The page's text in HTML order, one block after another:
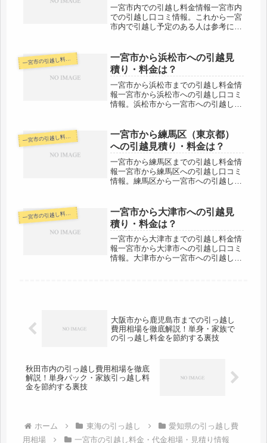
一宮市内での引越し料金情報一宮市内
での引越し口コミ情報。これから一宮
市内で引越し予定のある人は参考にし
ょう。近場ということでお値段も格安
の会社さんが多いと思います。複数社
か...
一宮市の引越し料金・代金相場・見積り情報
一宮市から浜松市への引越見
積り・料金は？
一宮市から浜松市までの引越し料金情
報一宮市から浜松市への引越し口コミ
情報。浜松市から一宮市への引越しさ
なります。片道で2時間はかからない
範囲ですので、その日のうちの引越...
一宮市の引越し料金・代金相場・見積り情報
一宮市から練馬区（東京都）
への引越見積り・料金は？
一宮市から練馬区までの引越し料金情
報一宮市から練馬区への引越し口コミ
情報。練馬区から一宮市への引越しさ
距離になります。片道で約４時間はか
かる範囲ですので、荷物の到着は最...
一宮市の引越し料金・代金相場・見積り情報
一宮市から大津市への引越見
積り・料金は？
一宮市から大津市までの引越し料金情
報一宮市から大津市への引越し口コミ
情報。大津市から一宮市への引越しさ
大阪市から鹿児島市までの引っ越し
費用相場を徹底解説！単身・家族で
の引っ越し料金を節約する裏技
秋田市内の引っ越し費用相場を徹底
解説！単身パック・家族引っ越し料
金を節約する裏技
ホーム 東海の引っ越し
愛知県の引っ越し費
用相場
一宮市の引越し料金・代金相場・見積り情報